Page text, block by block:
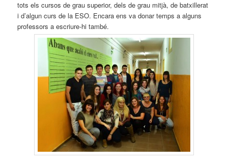
tots els cursos de grau superior, dels de grau mitjà, de batxillerat
i d’algun curs de la ESO. Encara ens va donar temps a alguns
professors a escriure-hi també.